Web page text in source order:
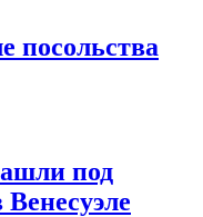
посольства
под